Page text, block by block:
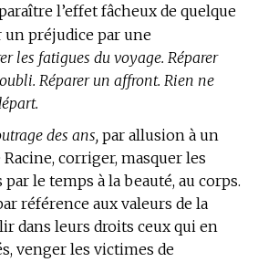
l’effet fâcheux de quelque
un préjudice par une
les fatigues du voyage. Réparer
Réparer un affront. Rien ne
des ans, par allusion à un
corriger, masquer les
le temps à la beauté, au corps.
référence aux valeurs de la
dans leurs droits ceux qui en
venger les victimes de